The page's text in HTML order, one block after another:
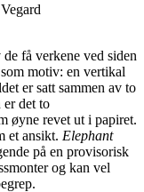
få verkene ved siden
motiv: en vertikal
er satt sammen av to
er det to
øyne revet ut i papiret.
et ansikt. Elephant
på en provisorisk
og kan vel